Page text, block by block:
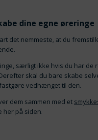
dine egne øreringe
det nemmeste, at du
særligt ikke hvis du har de
skal du bare skabe
vedhænget til den.
dem sammen med et
her på siden.